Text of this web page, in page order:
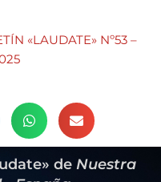
«LAUDATE» Nº53 –
de Nuestra